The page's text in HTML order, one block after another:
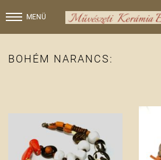
MENÜ
BOHÉM NARANCS: